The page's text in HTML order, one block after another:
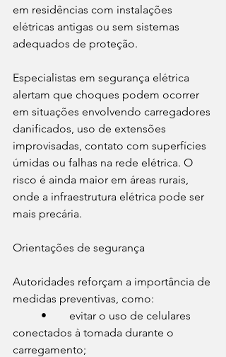
em residências com instalações
elétricas antigas ou sem sistemas
adequados de proteção.
Especialistas em segurança elétrica
alertam que choques podem ocorrer
em situações envolvendo carregadores
danificados, uso de extensões
improvisadas, contato com superfícies
úmidas ou falhas na rede elétrica. O
risco é ainda maior em áreas rurais,
onde a infraestrutura elétrica pode ser
mais precária.
Orientações de segurança
Autoridades reforçam a importância de
medidas preventivas, como:
conectados à tomada durante o
carregamento;